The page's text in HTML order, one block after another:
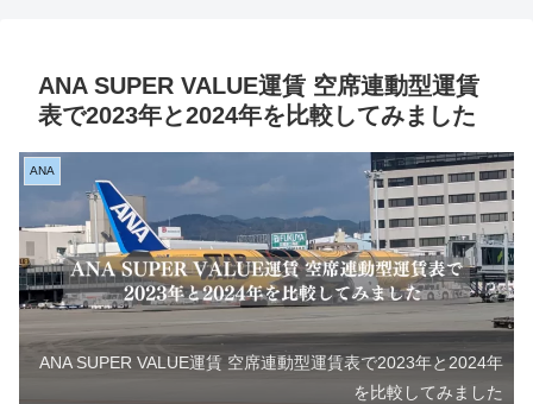
ANA SUPER VALUE運賃 空席連動型運賃
表で2023年と2024年を比較してみました
ANA
ANA SUPER VALUE運賃 空席連動型運賃表で2023年と2024年
を比較してみました